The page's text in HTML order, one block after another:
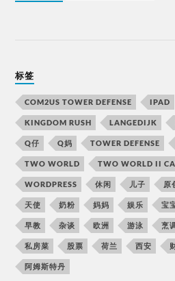
标签
COM2US TOWER DEFENSE IPAD
KINGDOM RUSH LANGEDIJK
Q仔 Q妈 TOWER DEFENSE
TWO WORLD TWO WORLD II
WORDPRESS 休闲 儿子 原
天使 奶粉 妈妈 娱乐 宝
早教 杂谈 欧洲 游泳 烹
私房菜 股票 荷兰 西安
阿姆斯特丹